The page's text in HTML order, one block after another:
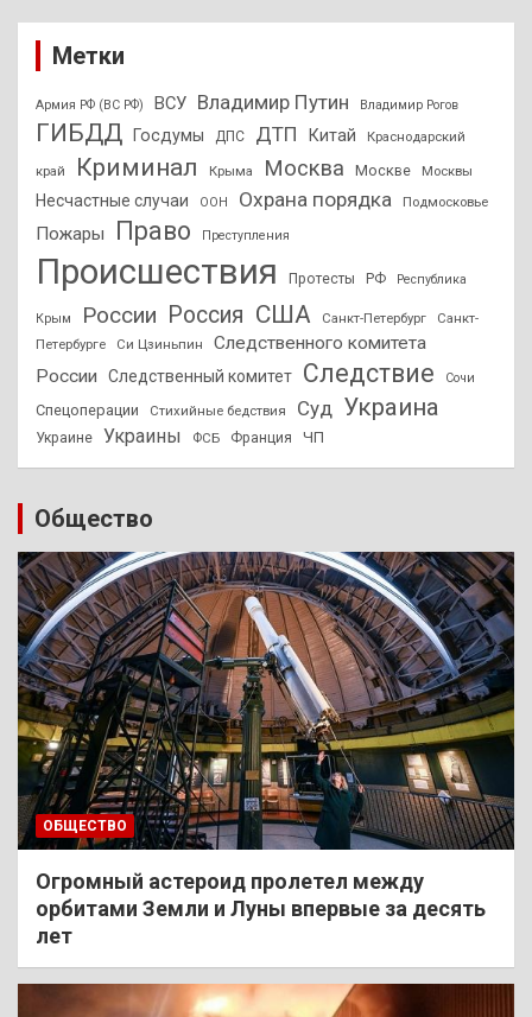
Метки
Армия РФ (ВС РФ) ВСУ Владимир Путин Владимир Рогов
ГИБДД Госдумы ДПС ДТП Китай Краснодарский
край Криминал Крыма Москва Москве Москвы
Несчастные случаи ООН Охрана порядка Подмосковье
Пожары Право Преступления
Происшествия Протесты РФ Республика
Крым России Россия США Санкт-Петербург
Санкт-
Петербурге
Си Цзиньпин
Следственного комитета
России
Следственный комитет Следствие Сочи
Спецоперации Стихийные бедствия Суд Украина
Украине Украины ФСБ Франция ЧП
Общество
ОБЩЕСТВО
Огромный астероид пролетел между
орбитами Земли и Луны впервые за десять
лет